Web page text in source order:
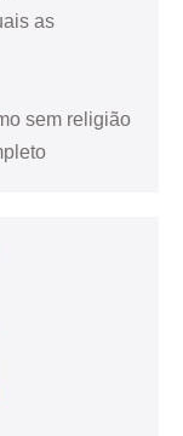
as
sem religião